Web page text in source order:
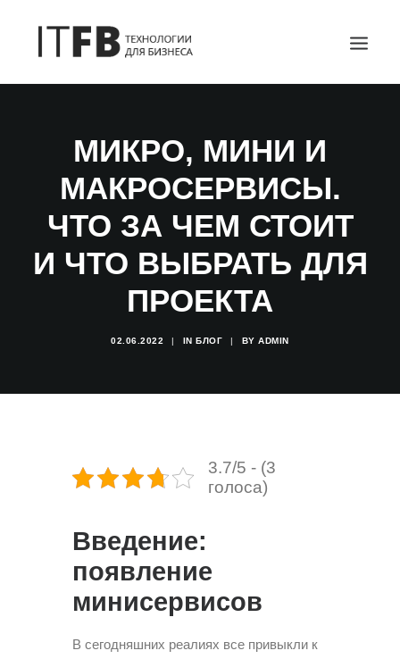
DEVOPS
АДМИНИСТРИРОВАНИЕ СЕРВЕРОВ
БЛОГ
ОТЗЫВЫ
МИКРО, МИНИ И
МАКРОСЕРВИСЫ.
ЧТО ЗА ЧЕМ СТОИТ
И ЧТО ВЫБРАТЬ ДЛЯ
ПРОЕКТА
02.06.2022 | INБЛОГ | BYADMIN
3.7/5 - (3
голоса)
Введение:
появление
минисервисов
В сегодняшних реалиях все привыкли к